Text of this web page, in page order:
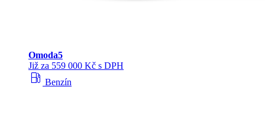
Omoda5
Již za 559 000 Kč s DPH
local_gas_station Benzín